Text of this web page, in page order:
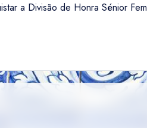
a Divisão de Honra Sénior